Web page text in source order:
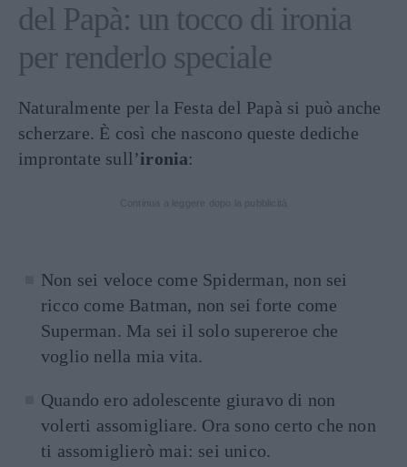
del Papà: un tocco di ironia
per renderlo speciale
Naturalmente per la Festa del Papà si può anche
scherzare. È così che nascono queste dediche
improntate sull’ironia:
Non sei veloce come Spiderman, non sei
ricco come Batman, non sei forte come
Superman. Ma sei il solo supereroe che
voglio nella mia vita.
Quando ero adolescente giuravo di non
volerti assomigliare. Ora sono certo che non
ti assomiglierò mai: sei unico.